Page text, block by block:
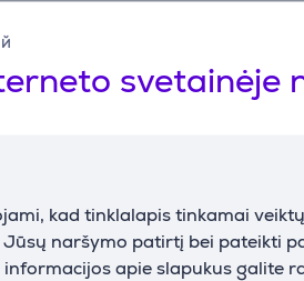
svetainėje
kad tinklalapis tinkamai
naršymo patirtį bei pateikti
apie slapukus galite
apsauginis dėklas. Vienas